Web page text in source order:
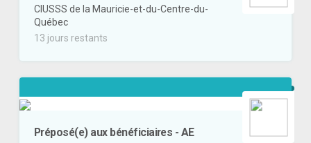
CIUSSS de la Mauricie-et-du-Centre-du-
Québec
13 jours restants
Préposé(e) aux bénéficiaires - AE